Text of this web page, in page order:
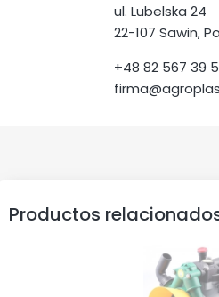
ul. Lubelska 24
22-107 Sawin,
+48 82 567 39
Productos